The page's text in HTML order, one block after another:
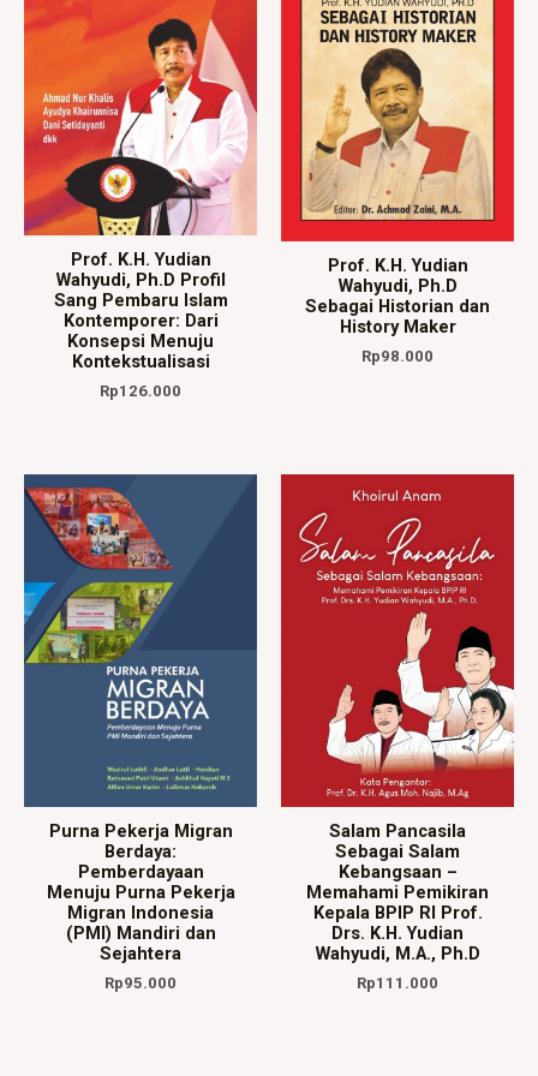
Prof. K.H. Yudian
Wahyudi, Ph.D Profil
Sang Pembaru Islam
Kontemporer: Dari
Konsepsi Menuju
Kontekstualisasi
Rp126.000
Prof. K.H. Yudian
Wahyudi, Ph.D
Sebagai Historian dan
History Maker
Rp98.000
Purna Pekerja Migran
Berdaya:
Pemberdayaan
Menuju Purna Pekerja
Migran Indonesia
(PMI) Mandiri dan
Sejahtera
Rp95.000
Salam Pancasila
Sebagai Salam
Kebangsaan –
Memahami Pemikiran
Kepala BPIP RI Prof.
Drs. K.H. Yudian
Wahyudi, M.A., Ph.D
Rp111.000